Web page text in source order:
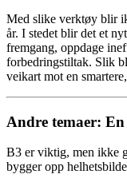
Med slike verktøy blir
år. I stedet blir det et
fremgang, oppdage
forbedringstiltak. Slik
veikart mot en
Andre temaer:
B3 er viktig, men ikke
bygger opp